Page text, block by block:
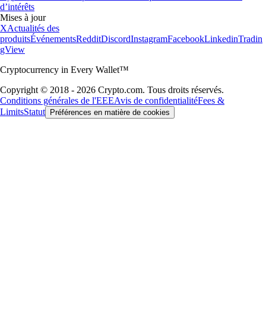
d’intérêts
Mises à jour
XActualités des
produitsÉvénementsRedditDiscordInstagramFacebookLinkedinTradin
gView
Cryptocurrency in Every Wallet™
Copyright © 2018 - 2026 Crypto.com. Tous droits réservés.
Conditions générales de l'EEEAvis de confidentialitéFees &
LimitsStatut Préférences en matière de cookies